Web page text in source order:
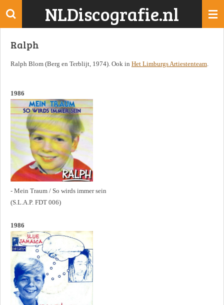
Ga
de
NLDiscografie.nl
Ralph
Ralph Blom (Berg en Terblijt, 1974). Ook in Het Limburgs Artiestenteam.
1986
- Mein Traum / So wirds immer sein
(S.L.A.P. FDT 006)
1986